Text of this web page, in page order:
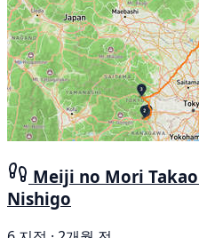
Meiji no Mori
Nishigo